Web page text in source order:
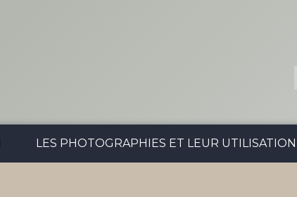
LES PHOTOGRAPHIES ET LEUR UTILISATION